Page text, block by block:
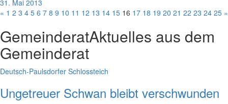
31. Mai 2013
« 1 2 3 4 5 6 7 8 9 10 11 12 13 14 15 16 17 18 19 20 21 22 23 24 25 »
GemeinderatAktuelles aus dem
Gemeinderat
Deutsch-Paulsdorfer Schlossteich
Ungetreuer Schwan bleibt verschwunden